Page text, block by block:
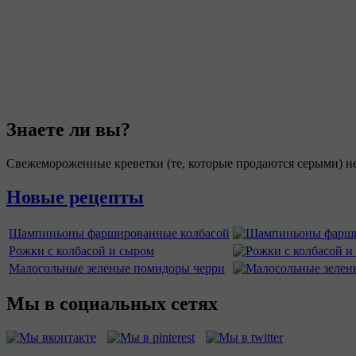
Знаете ли вы?
Свежемороженные креветки (те, которые продаются серыми)
Новые рецепты
Шампиньоны фаршированные колбасой
Рожки с колбасой и сыром
Малосольные зеленые помидоры черри
Мы в социальных сетях